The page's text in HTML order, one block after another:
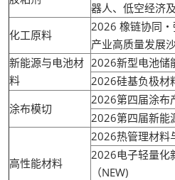
器人、低空经济
化工原料
2026 橡链协同
产业高质量发展
新能源与电池材
料
2026新型电池储
2026硅基负极材
涂布模切
2026第四届涂布
2026第四届新能
高性能材料
2026热管理材料
2026电子轻量化
（NEW)